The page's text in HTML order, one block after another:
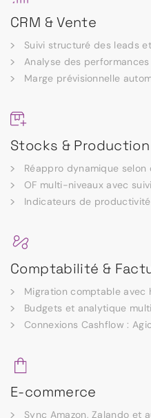
CRM & Vente
Suivi structuré des leads
Analyse des
Marge prévisionnelle
Stocks & Production
Réappro dynamique
OF multi-niveaux avec
Indicateurs de
Comptabilité &
Migration comptable avec
Budgets et analytique
Connexions Cashflow :
E-commerce
Sync Amazon, Zalando et